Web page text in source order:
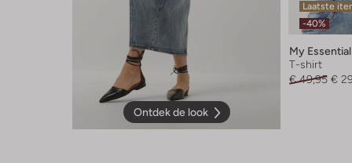
Ontdek de look
Laatste
-40%
My
T-shirt
€ 49,95 €